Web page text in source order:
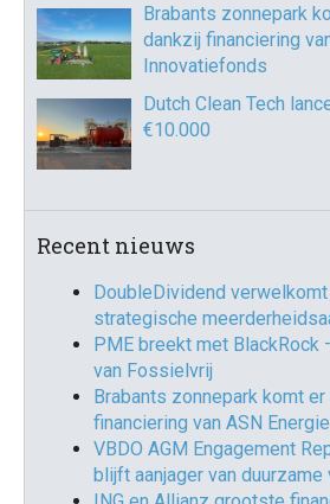
Brabants zonnepark
dankzij financiering
Innovatiefonds
Dutch Clean Tech
€10.000
Recent nieuws
DoubleDividend
strategische
PME breekt met BlackRock
van Fossielvrij
Brabants zonnepark komt
financiering van ASN
VBDO AGM Engagement
blijft aanjager van duurzame